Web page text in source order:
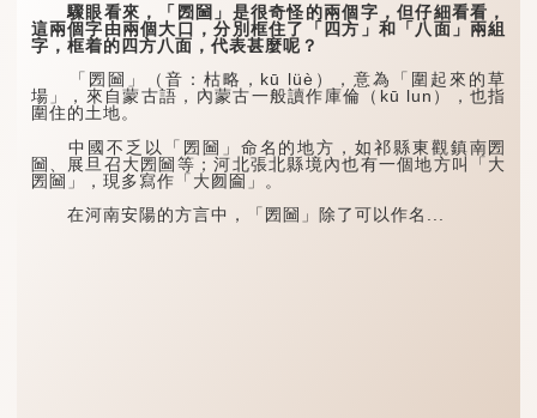
驟眼看來，「圐圙」是很奇怪的兩個字，但仔細看看，
這兩個字由兩個大口，分別框住了「四方」和「八面」兩組
字，框着的四方八面，代表甚麼呢？
「圐圙」（音：枯略，kū lüè），意為「圍起來的草
場」，來自蒙古語，內蒙古一般讀作庫倫（kū lun），也指
圍住的土地。
中國不乏以「圐圙」命名的地方，如祁縣東觀鎮南圐
圙、展旦召大圐圙等；河北張北縣境內也有一個地方叫「大
圐圙」，現多寫作「大囫圇」。
在河南安陽的方言中，「圐圙」除了可以作名...